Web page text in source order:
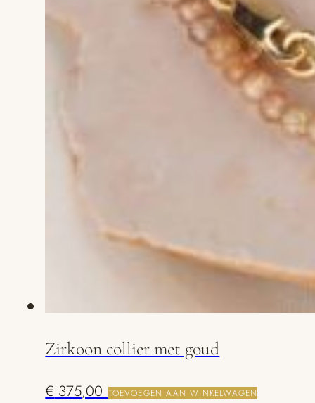
Zirkoon collier met goud
€ 375,00 TOEVOEGEN AAN WINKELWAGEN